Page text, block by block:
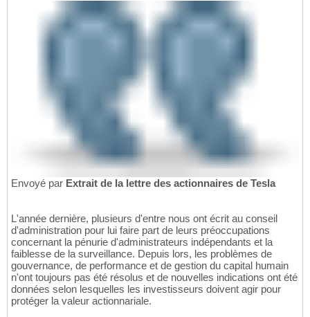
Envoyé par Extrait de la lettre des actionnaires de Tesla
L'année dernière, plusieurs d'entre nous ont écrit au conseil
d'administration pour lui faire part de leurs préoccupations
concernant la pénurie d'administrateurs indépendants et la
faiblesse de la surveillance. Depuis lors, les problèmes de
gouvernance, de performance et de gestion du capital humain
n'ont toujours pas été résolus et de nouvelles indications ont été
données selon lesquelles les investisseurs doivent agir pour
protéger la valeur actionnariale.